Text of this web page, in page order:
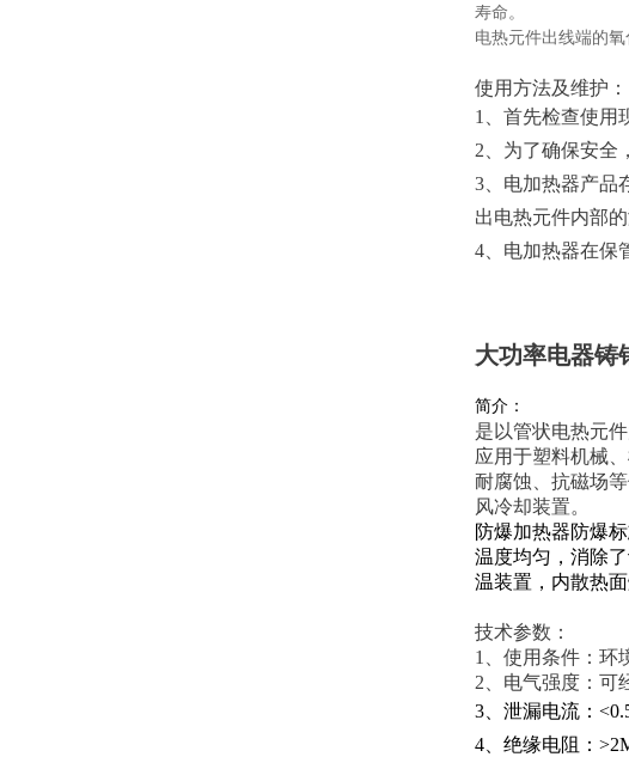
寿命。
电热元件出线端的
使用方法及维护：
1、首先检查使用
2、为了确保安全
3、电加热器产品
出电热元件内部的
4、电加热器在保
大功率电器铸
简介：
是以管状电热元
应用于塑料机械
耐腐蚀、抗磁场
风冷却装置。
防爆加热器防爆
温度均匀，消除
温装置，内散热
技术参数：
1、使用条件：环
2、电气强度：可
3、泄漏电流：
4、绝缘电阻：